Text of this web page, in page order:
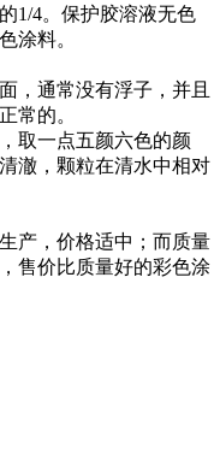
1/4。保护胶溶液无色
涂料。
，通常没有浮子，并且
常的。
取一点五颜六色的颜
澈，颗粒在清水中相对
产，价格适中；而质量
售价比质量好的彩色涂